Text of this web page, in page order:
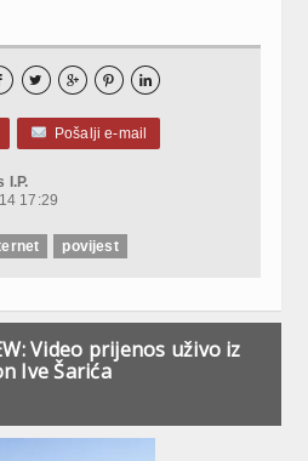
   
Pošalji e-mail
I.P.
17:29
povijest
Video prijenos uživo iz
Ive Šarića